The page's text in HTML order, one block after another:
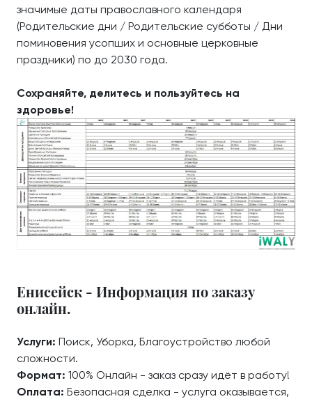
значимые даты православного календаря
(Родительские дни / Родительские субботы / Дни
поминовения усопших и основные церковные
праздники) по до 2030 года.
Сохраняйте, делитесь и пользуйтесь на
здоровье!
Енисейск - Информация по заказу
онлайн.
Услуги: Поиск, Уборка, Благоустройство любой
сложности.
Формат: 100% Онлайн - заказ сразу идёт в работу!
Оплата: Безопасная сделка - услуга оказывается,